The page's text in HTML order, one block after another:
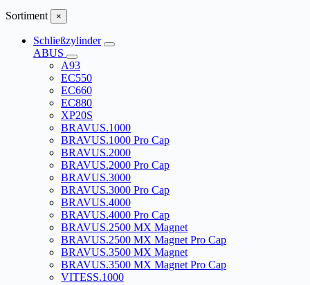
Sortiment ×
Schließzylinder
ABUS
A93
EC550
EC660
EC880
XP20S
BRAVUS.1000
BRAVUS.1000 Pro Cap
BRAVUS.2000
BRAVUS.2000 Pro Cap
BRAVUS.3000
BRAVUS.3000 Pro Cap
BRAVUS.4000
BRAVUS.4000 Pro Cap
BRAVUS.2500 MX Magnet
BRAVUS.2500 MX Magnet Pro Cap
BRAVUS.3500 MX Magnet
BRAVUS.3500 MX Magnet Pro Cap
VITESS.1000